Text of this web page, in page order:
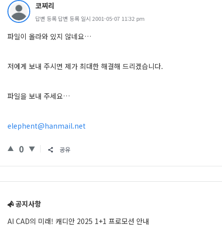
코찌리
답변 등록 답변 등록 일시 2001-05-07 11:32 pm
파일이 올라와 있지 않네요…
저에게 보내 주시면 제가 최대한 해결해 드리겠습니다.
파일을 보내 주세요…
elephent@hanmail.net
0 공유
공지사항
AI CAD의 미래! 캐디안 2025 1+1 프로모션 안내